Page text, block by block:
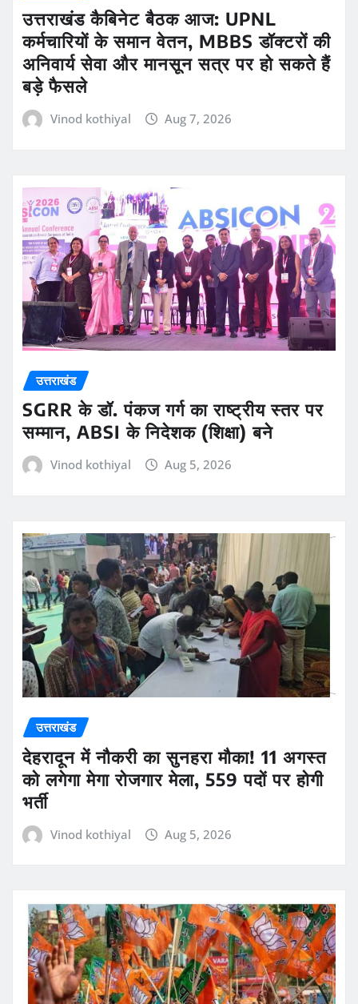
उत्तराखंड कैबिनेट बैठक आज: UPNL
कर्मचारियों के समान वेतन, MBBS डॉक्टरों की
अनिवार्य सेवा और मानसून सत्र पर हो सकते हैं
बड़े फैसले
Vinod kothiyal Aug 7, 2026
उत्तराखंड
SGRR के डॉ. पंकज गर्ग का राष्ट्रीय स्तर पर
सम्मान, ABSI के निदेशक (शिक्षा) बने
Vinod kothiyal Aug 5, 2026
उत्तराखंड
देहरादून में नौकरी का सुनहरा मौका! 11 अगस्त
को लगेगा मेगा रोजगार मेला, 559 पदों पर होगी
भर्ती
Vinod kothiyal Aug 5, 2026